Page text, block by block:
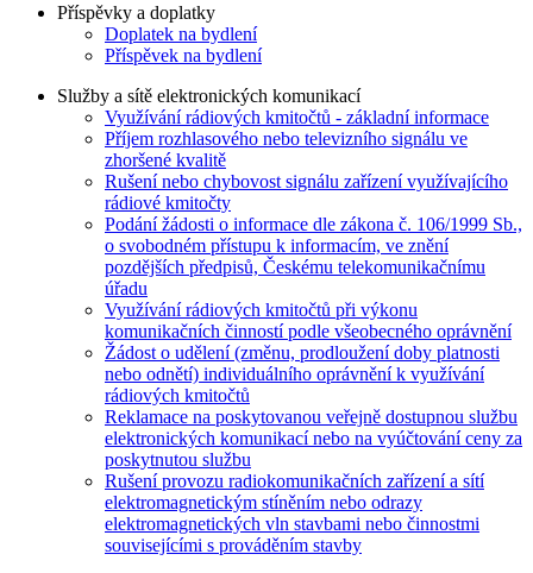
Příspěvky a doplatky
Doplatek na bydlení
Příspěvek na bydlení
Služby a sítě elektronických komunikací
Využívání rádiových kmitočtů - základní informace
Příjem rozhlasového nebo televizního signálu ve
zhoršené kvalitě
Rušení nebo chybovost signálu zařízení využívajícího
rádiové kmitočty
Podání žádosti o informace dle zákona č. 106/1999 Sb.,
o svobodném přístupu k informacím, ve znění
pozdějších předpisů, Českému telekomunikačnímu
úřadu
Využívání rádiových kmitočtů při výkonu
komunikačních činností podle všeobecného oprávnění
Žádost o udělení (změnu, prodloužení doby platnosti
nebo odnětí) individuálního oprávnění k využívání
rádiových kmitočtů
Reklamace na poskytovanou veřejně dostupnou službu
elektronických komunikací nebo na vyúčtování ceny za
poskytnutou službu
Rušení provozu radiokomunikačních zařízení a sítí
elektromagnetickým stíněním nebo odrazy
elektromagnetických vln stavbami nebo činnostmi
souvisejícími s prováděním stavby